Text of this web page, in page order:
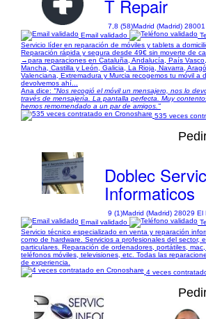
T Repair
7,8 (58)Madrid (Madrid)
Email validado
Servicio líder en reparación de móviles y tablets a
Reparación rápida y segura desde 49€ sin moverte de
→para reparaciones en Cataluña, Andalucía, País
Mancha, Castilla y León, Galicia, La Rioja, Navarra,
Valenciana, Extremadura y Murcia recogemos tu móvil a
devolvemos ahí...
Ana dice: "Nos recogió el móvil un mensajero, nos lo
través de mensajería. La pantalla perfecta. Muy
hemos remomendado a un par de amigos."
535 veces
Doblec
Informaticos
9 (1)Madrid (Madrid) 28029 El
Email validado
Servicio técnico especializado en venta y reparación
como de hardware. Servicios a profesionales del sector,
particulares. Reparación de ordenadores, portátiles, mac,
teléfonos móviles, televisiones, etc. Todas las
de experiencia.
4 veces